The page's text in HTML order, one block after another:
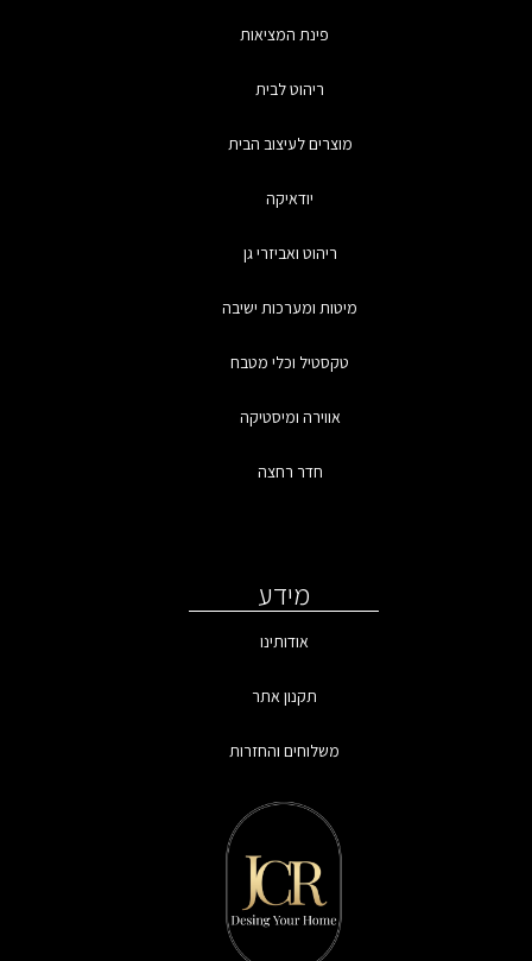
פינת המציאות
ריהוט לבית
מוצרים לעיצוב הבית
יודאיקה
ריהוט ואביזרי גן
מיטות ומערכות ישיבה
טקסטיל וכלי מטבח
אווירה ומיסטיקה
חדר רחצה
מידע
אודותינו
תקנון אתר
משלוחים והחזרות